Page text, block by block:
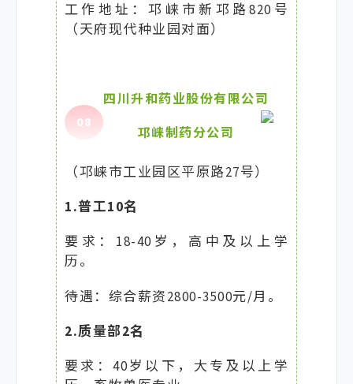
工作地址：邛崃市新邛路820号
（天府现代种业园对面）
08
四川升和药业股份有限公司
邛崃制药分公司
（邛崃市工业园区平原路27号）
1.普工10名
要求：18-40岁，高中及以上学
历。
待遇：综合薪资2800-3500元/月。
2.质量部2名
要求：40岁以下，大专及以上学